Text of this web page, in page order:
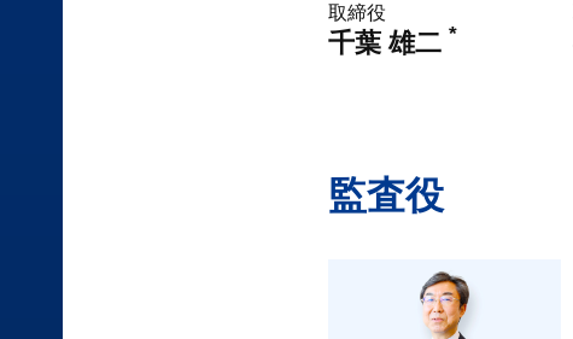
取締役
千葉 雄二 *
監査役